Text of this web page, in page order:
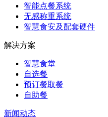
智能点餐系统
无感称重系统
智慧食安及配套硬件
解决方案
智慧食堂
自选餐
预订餐取餐
自助餐
新闻动态